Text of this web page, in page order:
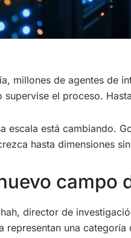
millones de agentes de
supervise el proceso.
escala está cambiando.
hasta dimensiones
campo
director de
representan una